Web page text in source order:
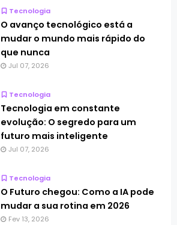
Tecnologia
O avanço tecnológico está a
mudar o mundo mais rápido do
que nunca
Jul 07, 2026
Tecnologia
Tecnologia em constante
evolução: O segredo para um
futuro mais inteligente
Jul 07, 2026
Tecnologia
O Futuro chegou: Como a IA pode
mudar a sua rotina em 2026
Fev 13, 2026